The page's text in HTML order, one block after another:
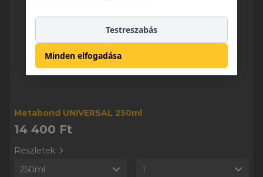
Metabond UNIVERSAL 250ml
14 400 Ft
Részletek
250ml
1
Minden elfogadása
Testreszabás